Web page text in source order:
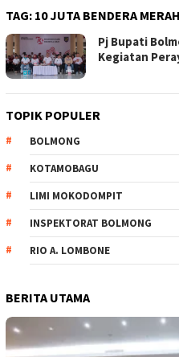
TAG: 10 JUTA BENDERA
Pj Bupati
Kegiatan
TOPIK POPULER
BOLMONG
KOTAMOBAGU
LIMI MOKODOMPIT
INSPEKTORAT BOLMONG
RIO A. LOMBONE
BERITA UTAMA